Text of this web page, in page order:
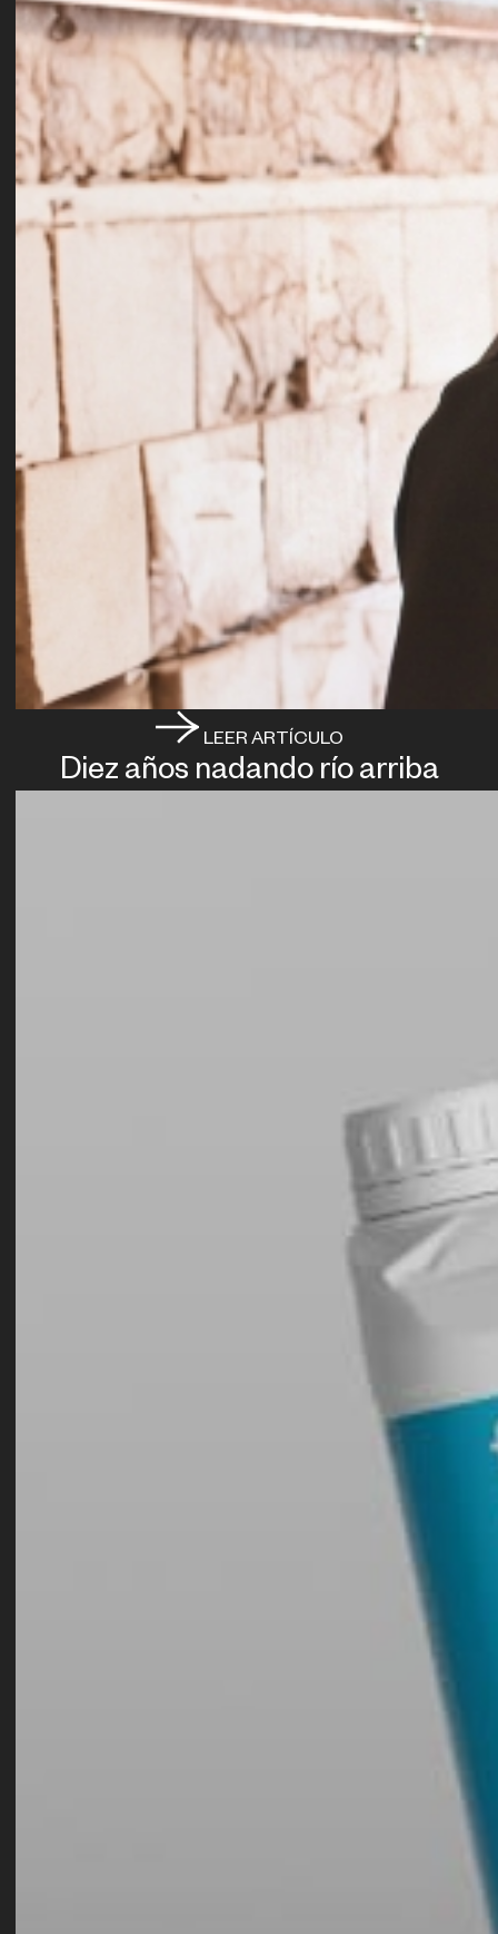
LEER ARTÍCULO
Diez años nadando río arriba